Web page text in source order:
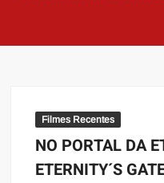
Filmes Recentes
NO PORTAL DA
ETERNITY´S